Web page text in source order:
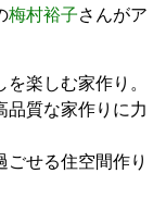
梅村裕子さんがア
楽しむ家作り。
品質な家作りに力
せる住空間作り